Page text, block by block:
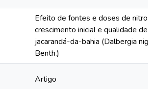
Efeito de fontes e doses de
crescimento inicial e qualidade de
jacarandá-da-bahia (Dalbergia
Benth.)
Artigo